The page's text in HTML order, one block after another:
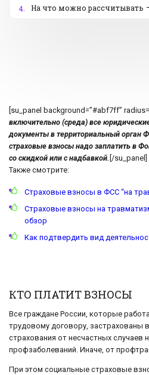
4.
На что можно рассчитывать
[su_panel background=”#abf7ff”
включительно (среда) все
документы в территориальный орган
страховые взносы надо заплатить в
со скидкой или с надбавкой. [/su_panel]
Также смотрите:
Страховые взносы в ФСС “на
Страховые взносы на
обзор
Как подтвердить вид
КТО ПЛАТИТ ВЗНОСЫ
Все граждане России, которые
трудовому договору, застрахованы
страхования от несчастных случаев
профзаболеваний. Иначе, от
При этом социальные страховые